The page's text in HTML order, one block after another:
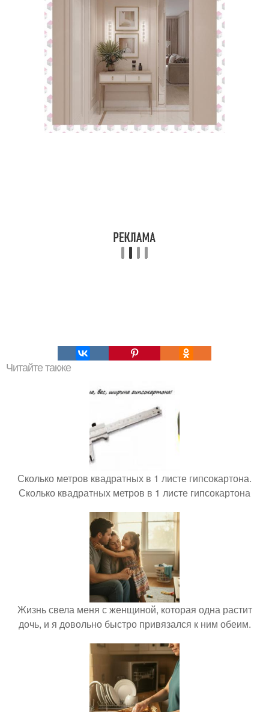
Читайте также
Сколько метров квадратных в 1 листе гипсокартона.
Сколько квадратных метров в 1 листе гипсокартона
Жизнь свела меня с женщиной, которая одна растит
дочь, и я довольно быстро привязался к ним обеим.